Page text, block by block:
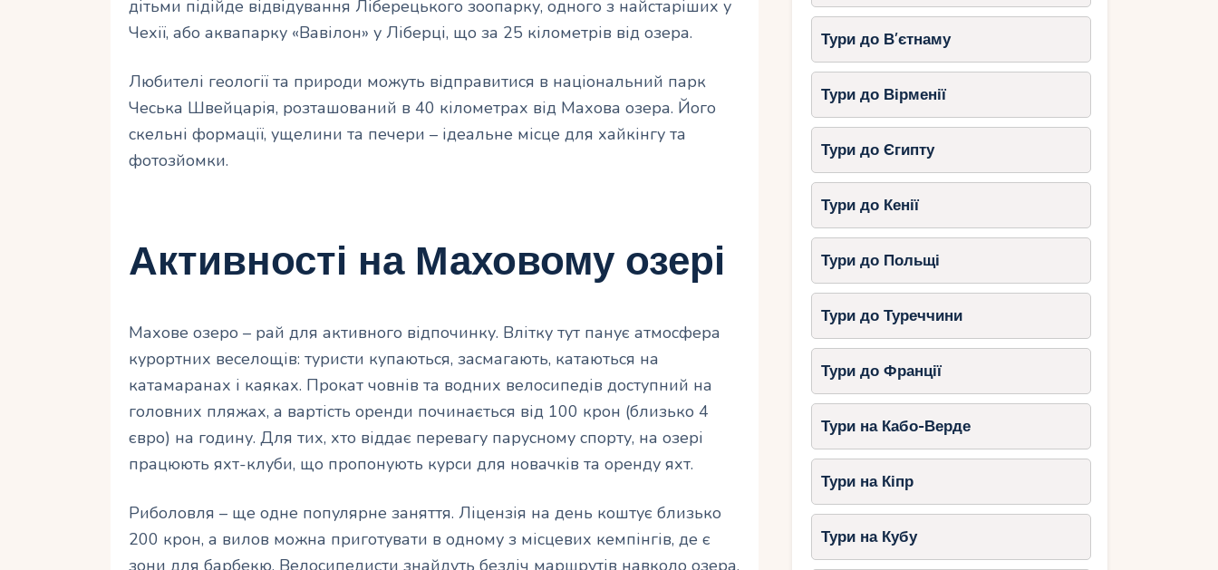
дітьми підійде відвідування Ліберецького зоопарку, одного з найстаріших у
Чехії, або аквапарку «Вавілон» у Ліберці, що за 25 кілометрів від озера.
Любителі геології та природи можуть відправитися в національний парк
Чеська Швейцарія, розташований в 40 кілометрах від Махова озера. Його
скельні формації, ущелини та печери – ідеальне місце для хайкінгу та
фотозйомки.
Активності на Маховому озері
Махове озеро – рай для активного відпочинку. Влітку тут панує атмосфера
курортних веселощів: туристи купаються, засмагають, катаються на
катамаранах і каяках. Прокат човнів та водних велосипедів доступний на
головних пляжах, а вартість оренди починається від 100 крон (близько 4
євро) на годину. Для тих, хто віддає перевагу парусному спорту, на озері
працюють яхт-клуби, що пропонують курси для новачків та оренду яхт.
Риболовля – ще одне популярне заняття. Ліцензія на день коштує близько
200 крон, а вилов можна приготувати в одному з місцевих кемпінгів, де є
зони для барбекю. Велосипедисти знайдуть безліч маршрутів навколо озера,
Тури до В’єтнаму
Тури до Вірменії
Тури до Єгипту
Тури до Кенії
Тури до Польщі
Тури до Туреччини
Тури до Франції
Тури на Кабо-Верде
Тури на Кіпр
Тури на Кубу